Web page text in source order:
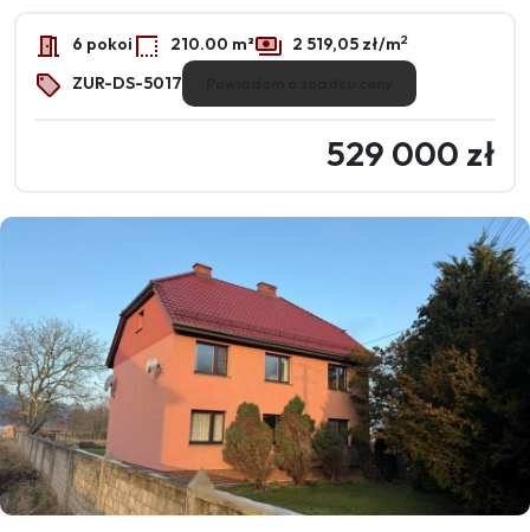
6 pokoi 210.00 m² 2 519,05 zł/m2
ZUR-DS-5017
529 000 zł